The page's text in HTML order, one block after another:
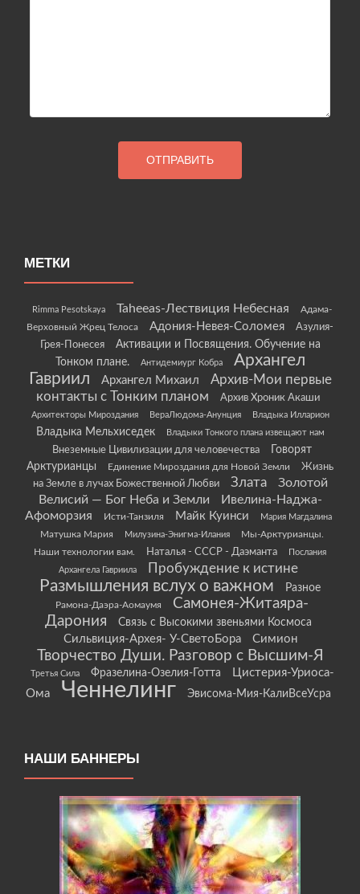
МЕТКИ
Rimma Pesotskaya Taheeas-Лествиция Небесная
Адама-
Верховный Жрец Телоса
Адония-Невея-Соломея
Азулия-
Грея-Понесея
Активации и Посвящения. Обучение на
Тонком плане.
Антидемиург Кобра
Архангел
Гавриил
Архангел Михаил
Архив-Мои первые
контакты с Тонким планом
Архив Хроник Акаши
Архитекторы Мироздания ВераЛюдома-Анунция Владыка Илларион
Владыка Мельхиседек Владыки Тонкого плана извещают нам
Внеземные Цивилизации для человечества
Говорят
Арктурианцы
Единение Мироздания для Новой Земли
Жизнь
на Земле в лучах Божественной Любви
Злата
Золотой
Велисий — Бог Неба и Земли
Ивелина-Наджа-
Афоморзия
Исти-Танзиля Майк Куинси Мария Магдалина
Матушка Мария Милузина-Энигма-Илания
Мы-Арктурианцы.
Наши технологии вам.
Наталья - СССР - Даэманта
Послания
Архангела Гавриила
Пробуждение к истине
Размышления вслух о важном Разное
Рамона-Даэра-Аомаумя
Самонея-Житаяра-
Дарония
Связь с Высокими звеньями Космоса
Сильвиция-Архея- У-СветоБора Симион
Творчество Души. Разговор с Высшим-Я
Третья Сила Фразелина-Озелия-Готта
Цистерия-Уриоса-
Ома
Ченнелинг Эвисома-Мия-КалиВсеУсра
НАШИ БАННЕРЫ